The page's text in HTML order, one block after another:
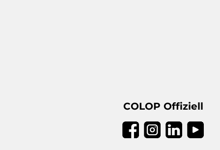
COLOP Offiziell